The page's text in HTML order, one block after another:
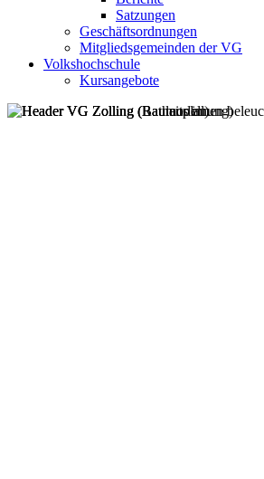
Satzungen
Geschäftsordnungen
Mitgliedsgemeinden der VG
Volkshochschule
Kursangebote